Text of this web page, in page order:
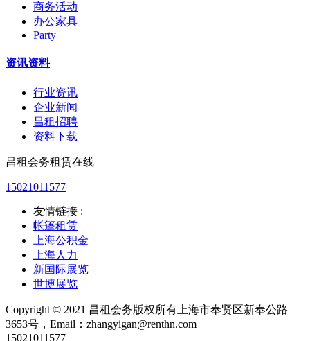
商务活动
办公家具
Party
资讯资料
行业资讯
企业新闻
昌租招聘
资料下载
昌租会务租赁在线
15021011577
友情链接 :
帐篷租赁
上海公积金
上海人力
新国际展览
世博展览
Copyright © 2021 昌租会务版权所有上海市奉贤区新奉公路
3653号，Email：zhangyigan@renthn.com
15021011577